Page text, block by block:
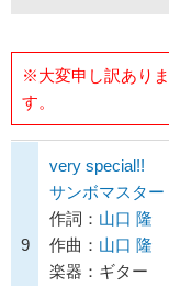
※大変申し訳あり
す。
9
very special!!
サンボマスター
作詞： 山口 隆
作曲： 山口 隆
楽器：ギター